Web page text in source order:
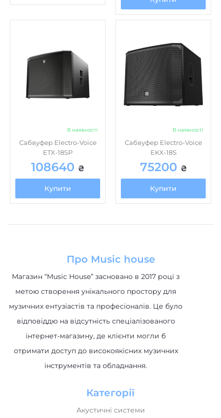
В наявності
Сабвуфер Electro-Voice
ETX-18SP
108640 ₴
Купити
В наявності
Сабвуфер Electro-Voice
EKX-18S
75200 ₴
Купити
Про Music house
Магазин “Music House” засновано в 2017 році з
метою створення унікального простору для
музичних ентузіастів та професіоналів. Це було
відповіддю на відсутність спеціалізованого
інтернет-магазину, де клієнти могли б
отримати доступ до високоякісних музичних
інструментів та обладнання.
Категорії
Акустичні системи